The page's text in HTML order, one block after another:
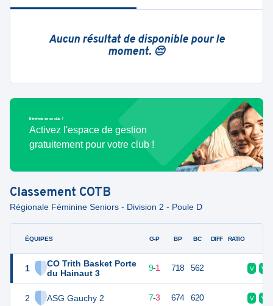
Aucun résultat de disponible pour le
moment. 😔
Bénévole de ce club ?
Activez l'espace de gestion
gratuitement pour votre club !
Classement COTB
Régionale Féminine Seniors - Division 2 - Poule D
ÉQUIPES
1
CO Trith Basket Porte
du Hainaut 3
2 ASG Gauchy 2
G-P BP BC DIFF RATIO
19 10 9-1 718 562 V V
7-3 674 620 V V